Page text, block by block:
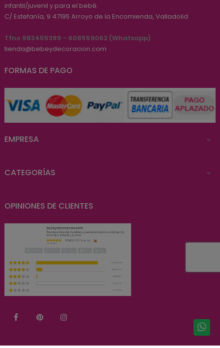
infantil/juvenil y para el bebé.
C/ Estefanía, 9 47195 Arroyo de la Encomienda, Valladolid
Tfno 983455389 - 608559062 (Whatsapp)
tienda@bebeydecoracion.com
FORMAS DE PAGO
EMPRESA 
CATEGORÍAS 
OPINIONES DE CLIENTES
FacebookPinterest